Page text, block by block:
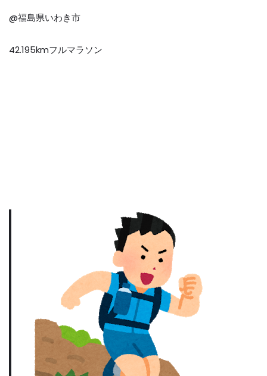
@福島県いわき市
42.195kmフルマラソン